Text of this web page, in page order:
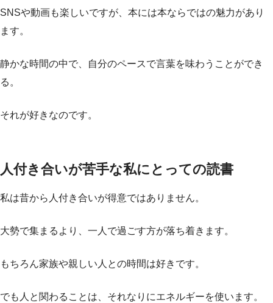
SNSや動画も楽しいですが、本には本ならではの魅力があり
ます。
静かな時間の中で、自分のペースで言葉を味わうことができ
る。
それが好きなのです。
人付き合いが苦手な私にとっての読書
私は昔から人付き合いが得意ではありません。
大勢で集まるより、一人で過ごす方が落ち着きます。
もちろん家族や親しい人との時間は好きです。
でも人と関わることは、それなりにエネルギーを使います。